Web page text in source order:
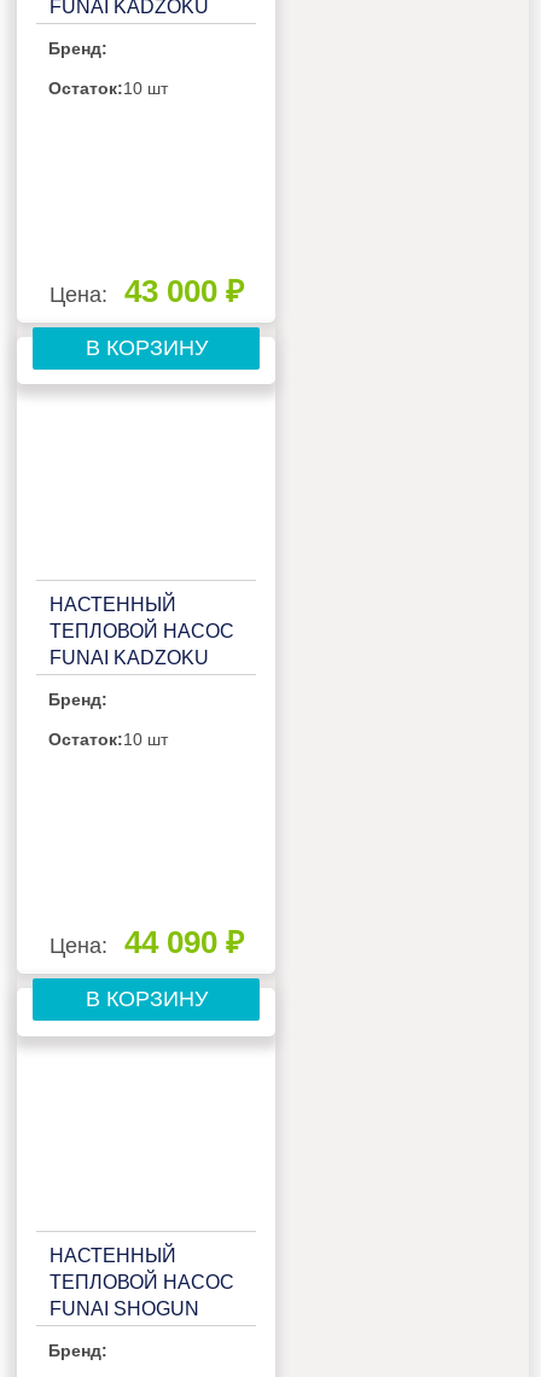
FUNAI KADZOKU
KD30HP.D02/RAC-I-
KD30HP.D02H
Бренд:
Остаток:10 шт
Цена: 43 000 ₽
В КОРЗИНУ
НАСТЕННЫЙ
ТЕПЛОВОЙ НАСОС
FUNAI KADZOKU
KD35HP.D02/RAC-I-
KD35HP.D02H
Бренд:
Остаток:10 шт
Цена: 44 090 ₽
В КОРЗИНУ
НАСТЕННЫЙ
ТЕПЛОВОЙ НАСОС
FUNAI SHOGUN
SG25HP.D03/RAC-I-
Бренд: